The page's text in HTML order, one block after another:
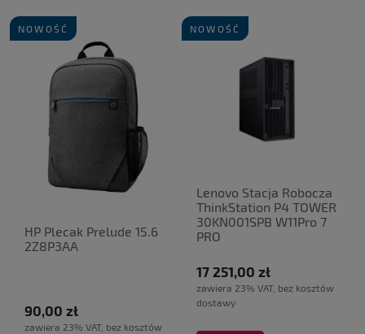
HP Plecak Prelude 15.6
2Z8P3AA
90,00 zł
zawiera 23% VAT, bez kosztów
NOWOŚĆ
Lenovo Stacja Robocza
ThinkStation P4 TOWER
30KN001SPB W11Pro 7
PRO
17 251,00 zł
zawiera 23% VAT, bez kosztów
dostawy
NOWOŚĆ